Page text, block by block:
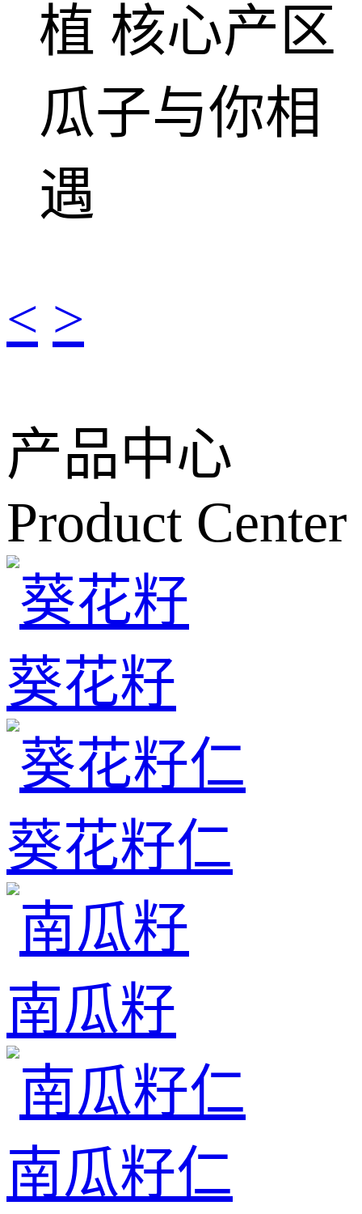
植 核心产区
瓜子与你相
遇
< >
产品中心
Product Center
葵花籽
葵花籽仁
南瓜籽
南瓜籽仁